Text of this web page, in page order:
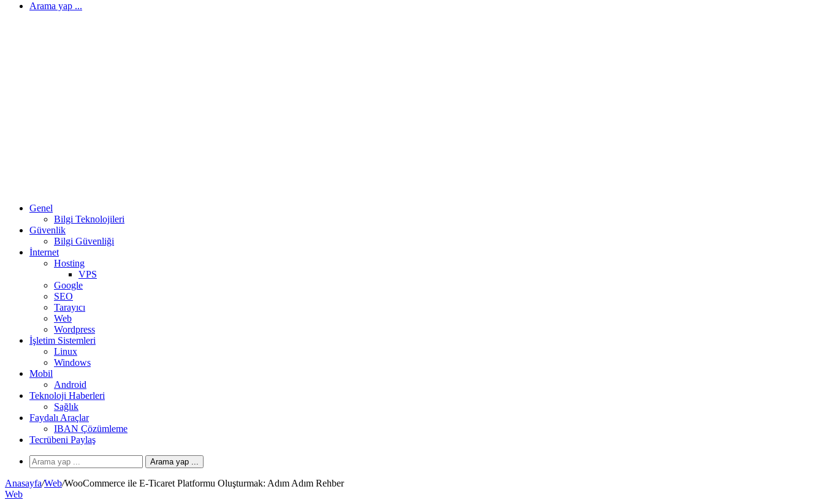
Arama yap ...
Genel
Bilgi Teknolojileri
Güvenlik
Bilgi Güvenliği
İnternet
Hosting
VPS
Google
SEO
Tarayıcı
Web
Wordpress
İşletim Sistemleri
Linux
Windows
Mobil
Android
Teknoloji Haberleri
Sağlık
Faydalı Araçlar
IBAN Çözümleme
Tecrübeni Paylaş
Arama yap ...
Anasayfa/Web/WooCommerce ile E-Ticaret Platformu Oluşturmak: Adım Adım Rehber
Web